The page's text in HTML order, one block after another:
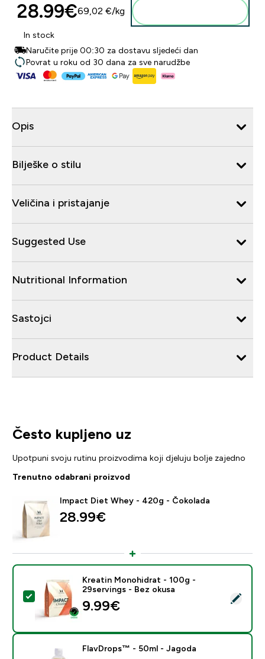
28.99€‎69,02 €‎/kg
In stock
Naručite prije 00:30 za dostavu sljedeći dan
Povrat u roku od 30 dana za sve narudžbe
Opis
Bilješke o stilu
Veličina i pristajanje
Suggested Use
Nutritional Information
Sastojci
Product Details
Često kupljeno uz
Upotpuni svoju rutinu proizvodima koji djeluju bolje zajedno
Trenutno odabrani proizvod
Impact Diet Whey - 420g - Čokolada
28.99€‎
Odaberi ovaj proizvod - Kreatin Monohidrat - 100g -
Kreatin Monohidrat - 100g -
29servings - Bez okusa
9.99€‎
FlavDrops™ - 50ml - Jagoda